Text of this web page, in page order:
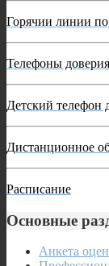
Горячии линии
Телефоны доверия
Детский телефон
Дистанционное
Расписание
Основные
Анкета